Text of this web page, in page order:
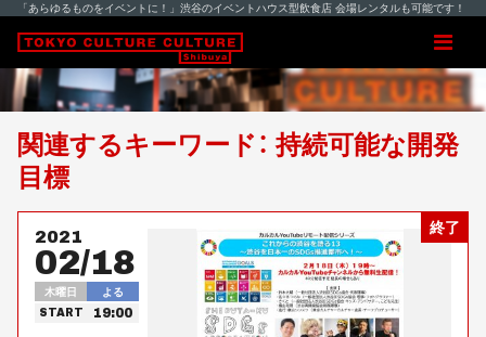
「あらゆるものをイベントに！」渋谷のイベントハウス型飲食店 会場レンタルも可能です！
関連するキーワード： 持続可能な開発
目標
終了
2021
02/18
木曜日 よる
START 19:00